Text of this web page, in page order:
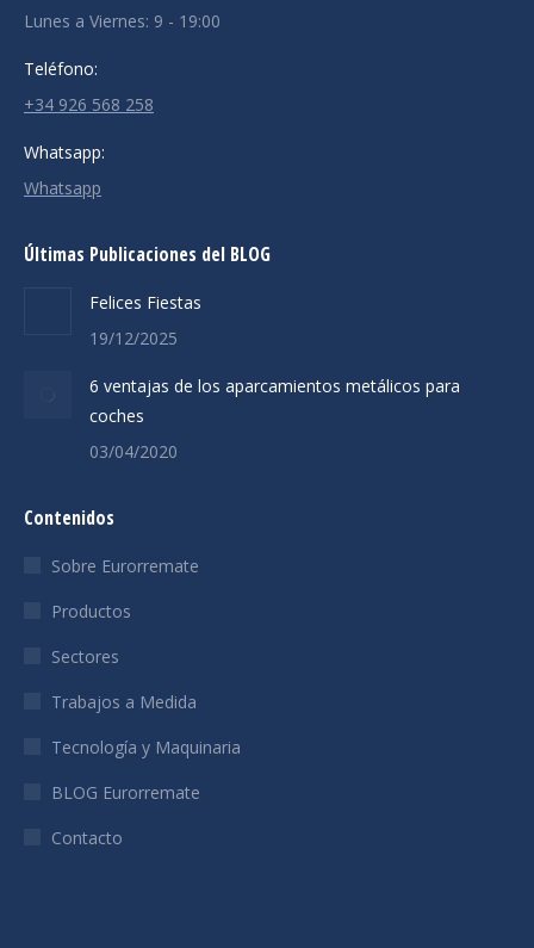
Lunes a Viernes: 9 - 19:00
Teléfono:
+34 926 568 258
Whatsapp:
Whatsapp
Últimas Publicaciones del BLOG
Felices Fiestas
19/12/2025
6 ventajas de los aparcamientos metálicos para
coches
03/04/2020
Contenidos
Sobre Eurorremate
Productos
Sectores
Trabajos a Medida
Tecnología y Maquinaria
BLOG Eurorremate
Contacto